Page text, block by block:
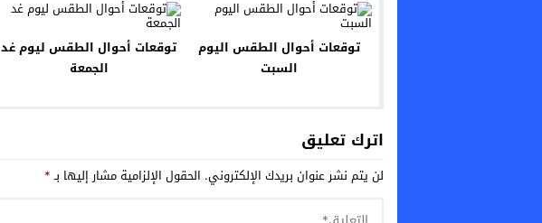
توقعات أحوال الطقس اليوم
السبت
توقعات أحوال الطقس ليوم غد
الجمعة
اترك تعليق
لن يتم نشر عنوان بريدك الإلكتروني. الحقول الإلزامية مشار إليها بـ*